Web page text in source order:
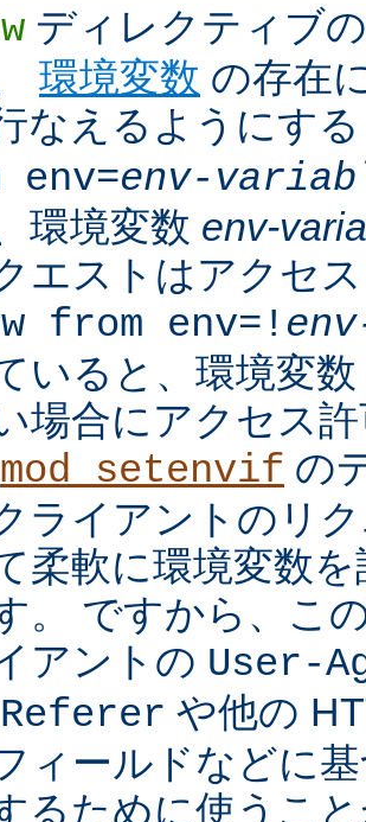
ディレクティブ
環境変数 の存在
なえるようにす
env=env-
環境変数 env-
エストはアクセ
from env=!
いると、環境変数
場合にアクセス
mod_setenvif の
ライアントのリ
柔軟に環境変数
。 ですから、こ
アントの User-
Referer や他の
ィールドなどに
るために使うこ